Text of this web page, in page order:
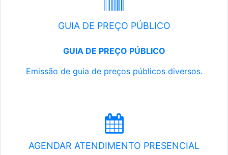
GUIA DE PREÇO PÚBLICO
GUIA DE PREÇO PÚBLICO
Emissão de guia de preços públicos diversos.
AGENDAR ATENDIMENTO PRESENCIAL